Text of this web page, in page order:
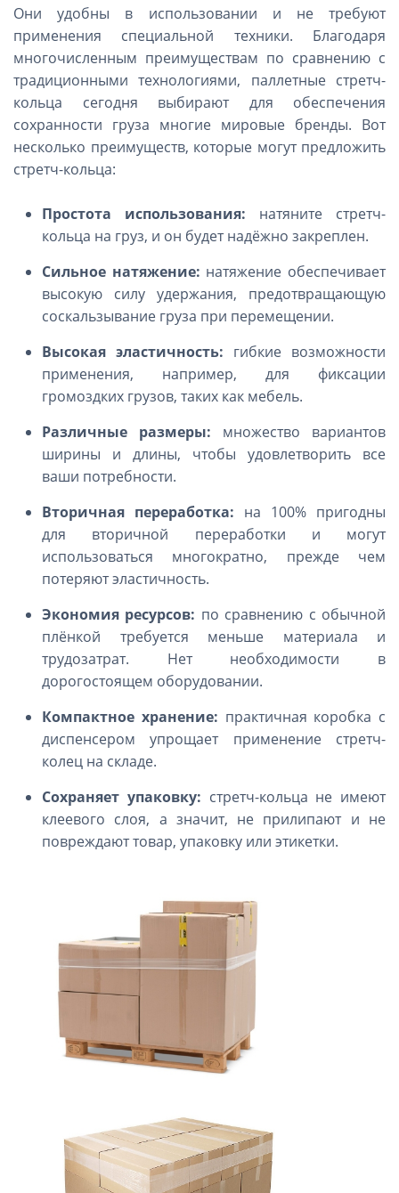
Они удобны в использовании и не требуют
применения специальной техники. Благодаря
многочисленным преимуществам по сравнению с
традиционными технологиями, паллетные стретч-
кольца сегодня выбирают для обеспечения
сохранности груза многие мировые бренды. Вот
несколько преимуществ, которые могут предложить
стретч-кольца:
Простота использования: натяните стретч-
кольца на груз, и он будет надёжно закреплен.
Сильное натяжение: натяжение обеспечивает
высокую силу удержания, предотвращающую
соскальзывание груза при перемещении.
Высокая эластичность: гибкие возможности
применения, например, для фиксации
громоздких грузов, таких как мебель.
Различные размеры: множество вариантов
ширины и длины, чтобы удовлетворить все
ваши потребности.
Вторичная переработка: на 100% пригодны
для вторичной переработки и могут
использоваться многократно, прежде чем
потеряют эластичность.
Экономия ресурсов: по сравнению с обычной
плёнкой требуется меньше материала и
трудозатрат. Нет необходимости в
дорогостоящем оборудовании.
Компактное хранение: практичная коробка с
диспенсером упрощает применение стретч-
колец на складе.
Сохраняет упаковку: стретч-кольца не имеют
клеевого слоя, а значит, не прилипают и не
повреждают товар, упаковку или этикетки.